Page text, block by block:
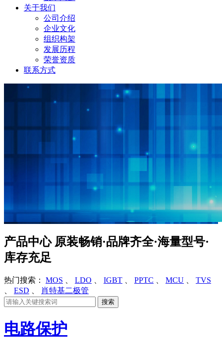
关于我们
公司介绍
企业文化
组织构架
发展历程
荣誉资质
联系方式
产品中心原装畅销·品牌齐全·海量型号·
库存充足
热门搜索： MOS LDO IGBT PPTC MCU
TVS
ESD 肖特基二极管
电路保护